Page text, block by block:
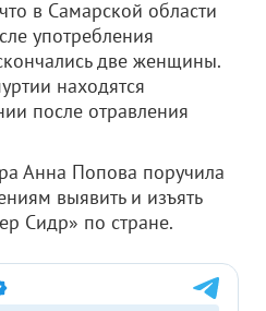
в Самарской области
употребления
две женщины.
находятся
после отравления
Анна Попова поручила
выявить и изъять
Сидр» по стране.